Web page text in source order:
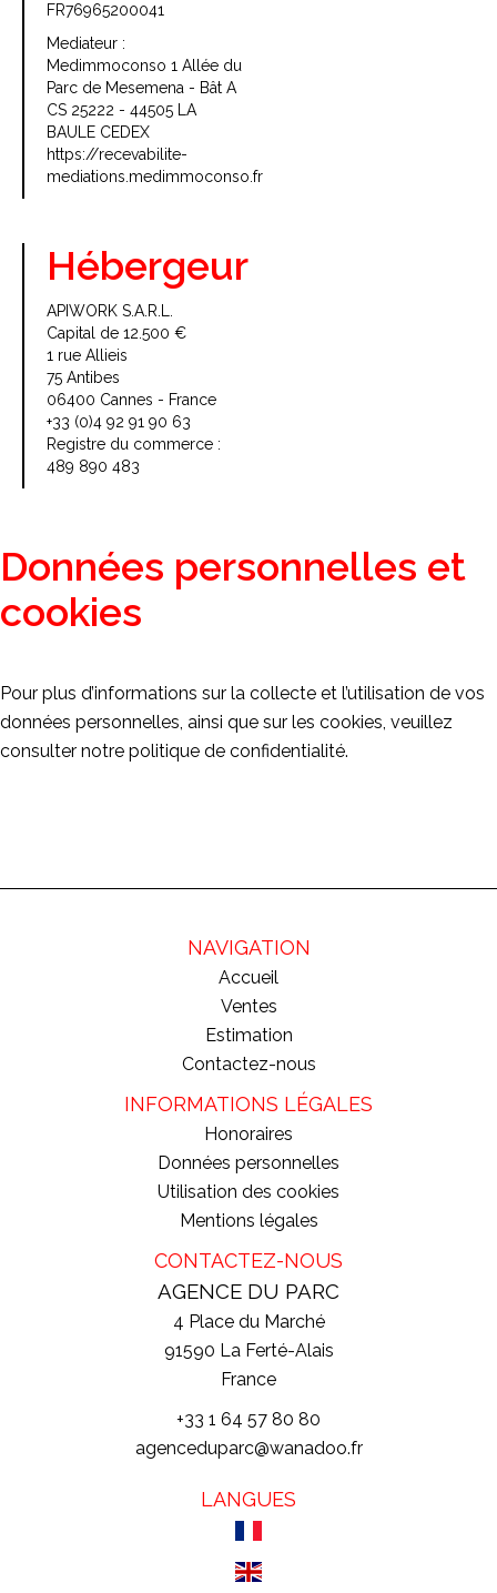
FR76965200041
Mediateur :
Medimmoconso 1 Allée du
Parc de Mesemena - Bât A
CS 25222 - 44505 LA
BAULE CEDEX
https://recevabilite-
mediations.medimmoconso.fr
Hébergeur
APIWORK S.A.R.L.
Capital de 12.500 €
1 rue Allieis
75 Antibes
06400 Cannes - France
+33 (0)4 92 91 90 63
Registre du commerce :
489 890 483
Données personnelles et
cookies
Pour plus d’informations sur la collecte et l’utilisation de vos
données personnelles, ainsi que sur les cookies, veuillez
consulter notre politique de confidentialité.
NAVIGATION
Accueil
Ventes
Estimation
Contactez-nous
INFORMATIONS LÉGALES
Honoraires
Données personnelles
Utilisation des cookies
Mentions légales
CONTACTEZ-NOUS
AGENCE DU PARC
4 Place du Marché
91590 La Ferté-Alais
France
+33 1 64 57 80 80
agenceduparc@wanadoo.fr
LANGUES